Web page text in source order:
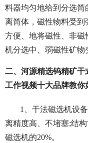
料器均匀地给到分选
离筒体，磁性物料受
方便、地将磁性、非
机分选中、弱磁性矿物
二、河源精选钨精矿
工作视频十大品牌教你
1、干法磁选机设
离精度高、不堵塞;结
磁选机的20%。